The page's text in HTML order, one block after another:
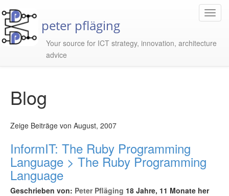
peter pfläging
Your source for ICT strategy, innovation, architecture
advice
Blog
Zeige Beiträge von August, 2007
InformIT: The Ruby Programming
Language > The Ruby Programming
Language
Geschrieben von: Peter Pfläging 18 Jahre, 11 Monate her